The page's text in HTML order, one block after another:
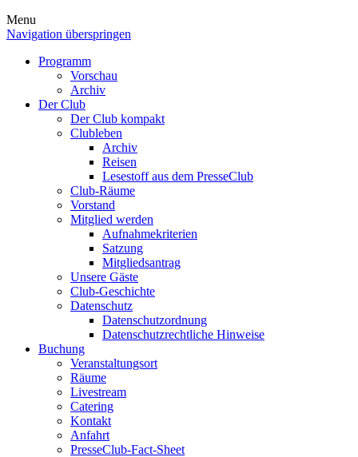
Menu
Navigation überspringen
Programm
Vorschau
Archiv
Der Club
Der Club kompakt
Clubleben
Archiv
Reisen
Lesestoff aus dem PresseClub
Club-Räume
Vorstand
Mitglied werden
Aufnahmekriterien
Satzung
Mitgliedsantrag
Unsere Gäste
Club-Geschichte
Datenschutz
Datenschutzordnung
Datenschutzrechtliche Hinweise
Buchung
Veranstaltungsort
Räume
Livestream
Catering
Kontakt
Anfahrt
PresseClub-Fact-Sheet